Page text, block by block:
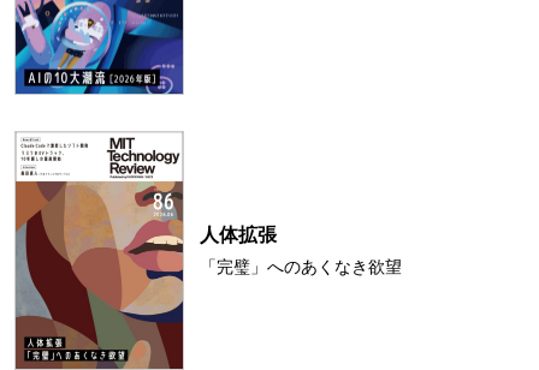
人体拡張
「完璧」へのあくなき欲望